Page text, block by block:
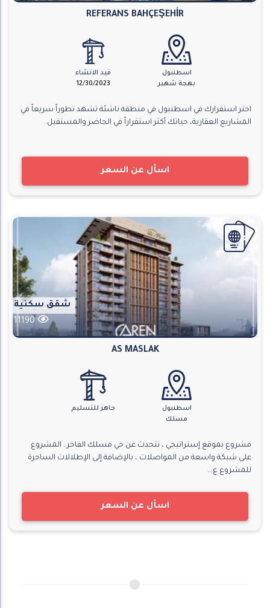
REFERANS BAHÇEŞEHİR
اسطنبول
بهجة شهير
قيد الانشاء
12/30/2023
اختر استقرارك في اسطنبول في منطقة ناشئة تشهد تطوراً سريعاً في
المشاريع العقارية، حياتك أكثر استقراراً في الحاضر والمستقبل.
اسأل عن السعر
شقق سكنية
AS MASLAK
اسطنبول
مسلك
جاهز للتسليم
مشروع بموقع إستراتيجي ، نتحدث عن حي مسلك الفاخر . المشروع
على شبكة واسعة من المواصلات ، بالإضافة إلى الإطلالات الساحرة
للمشروع ع...
اسأل عن السعر